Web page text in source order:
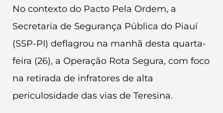
No contexto do Pacto Pela Ordem, a
Secretaria de Segurança Pública do Piauí
(SSP-PI) deflagrou na manhã desta quarta-
feira (26), a Operação Rota Segura, com foco
na retirada de infratores de alta
periculosidade das vias de Teresina.